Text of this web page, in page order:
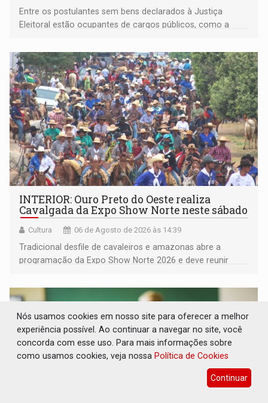
Entre os postulantes sem bens declarados à Justiça
Eleitoral estão ocupantes de cargos públicos, como a
Pedro Geovar (PP) e a vice-prefeita Magna dos Anjos
(NOVO)
INTERIOR: Ouro Preto do Oeste realiza
Cavalgada da Expo Show Norte neste sábado
Cultura 06 de Agosto de 2026 às 14:39
Tradicional desfile de cavaleiros e amazonas abre a
programação da Expo Show Norte 2026 e deve reunir
Nós usamos cookies em nosso site para oferecer a melhor
experiência possível. Ao continuar a navegar no site, você
concorda com esse uso. Para mais informações sobre
como usamos cookies, veja nossa Política de Cookies
Continuar